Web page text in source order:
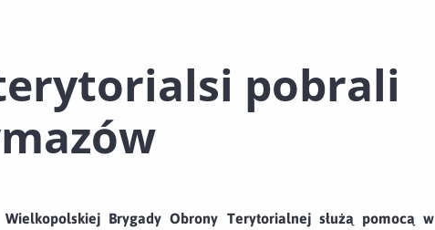
o kategorii Zarządzanie Kryzysowe
pobrali
Brygady Obrony Terytorialnej służą pomocą w